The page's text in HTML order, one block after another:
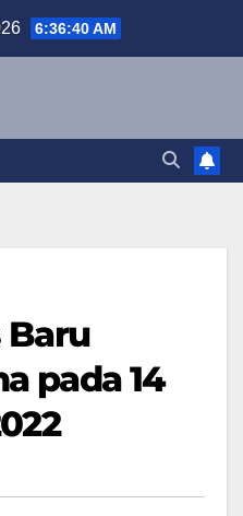
6:36:41 AM
Baru
pada 14